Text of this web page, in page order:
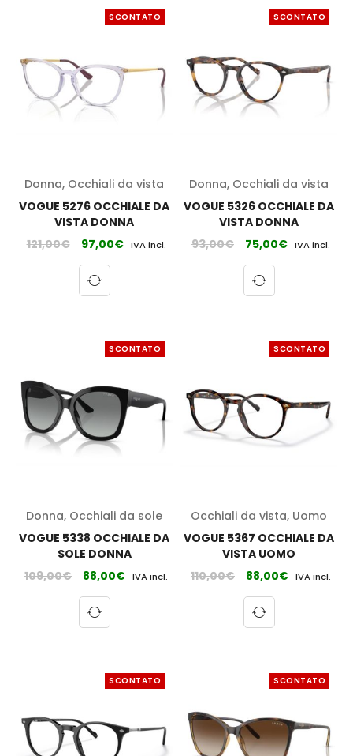
SCONTATO
Donna, Occhiali da vista
VOGUE 5276 OCCHIALE DA
VISTA DONNA
121,00€ 97,00€ IVA incl.
SCONTATO
Donna, Occhiali da vista
VOGUE 5326 OCCHIALE DA
VISTA DONNA
93,00€ 75,00€ IVA incl.
SCONTATO
Donna, Occhiali da sole
VOGUE 5338 OCCHIALE DA
SOLE DONNA
109,00€ 88,00€ IVA incl.
SCONTATO
Occhiali da vista, Uomo
VOGUE 5367 OCCHIALE DA
VISTA UOMO
110,00€ 88,00€ IVA incl.
SCONTATO SCONTATO